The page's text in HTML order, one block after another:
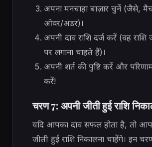
अपना मनचाहा बाज़ार चुनें (जैसे,
ओवर/अंडर)।
अपनी दांव राशि दर्ज करें (वह
पर लगाना चाहते हैं)।
अपनी शर्त की पुष्टि करें और परिणाम
करें!
चरण 7: अपनी जीती हुई राशि
यदि आपका दांव सफल होता है, तो
जीती हुई राशि निकालना चाहेंगे। इन